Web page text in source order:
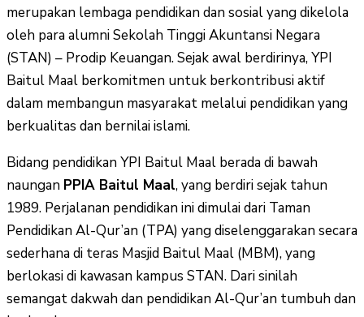
merupakan lembaga pendidikan dan sosial yang dikelola
oleh para alumni Sekolah Tinggi Akuntansi Negara
(STAN) – Prodip Keuangan. Sejak awal berdirinya, YPI
Baitul Maal berkomitmen untuk berkontribusi aktif
dalam membangun masyarakat melalui pendidikan yang
berkualitas dan bernilai islami.
Bidang pendidikan YPI Baitul Maal berada di bawah
naungan PPIA Baitul Maal, yang berdiri sejak tahun
1989. Perjalanan pendidikan ini dimulai dari Taman
Pendidikan Al-Qur’an (TPA) yang diselenggarakan secara
sederhana di teras Masjid Baitul Maal (MBM), yang
berlokasi di kawasan kampus STAN. Dari sinilah
semangat dakwah dan pendidikan Al-Qur’an tumbuh dan